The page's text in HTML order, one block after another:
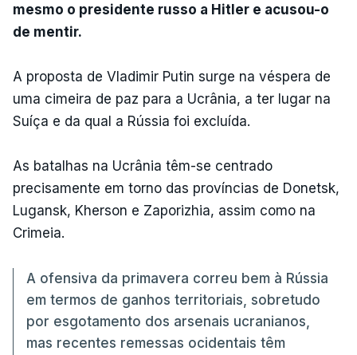
mesmo o presidente russo a Hitler e acusou-o
de mentir.
A proposta de Vladimir Putin surge na véspera de
uma cimeira de paz para a Ucrânia, a ter lugar na
Suíça e da qual a Rússia foi excluída.
As batalhas na Ucrânia têm-se centrado
precisamente em torno das províncias de Donetsk,
Lugansk, Kherson e Zaporizhia, assim como na
Crimeia.
A ofensiva da primavera correu bem à Rússia
em termos de ganhos territoriais, sobretudo
por esgotamento dos arsenais ucranianos,
mas recentes remessas ocidentais têm